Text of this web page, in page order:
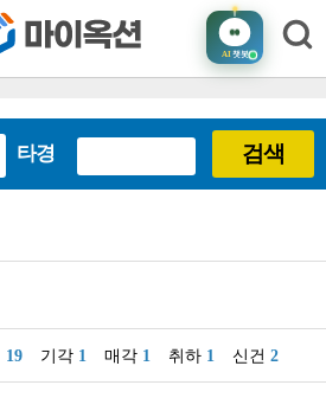
AI챗봇
타경 검색
19 기각 1 매각 1 취하 1 신건 2